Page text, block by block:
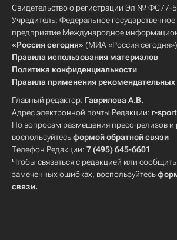
Свидетельство о регистрации Эл № ФС77-
Учредитель: Федеральное государственное
предприятие Международное
«Россия сегодня» (МИА «Россия
Правила использования материалов
Политика конфиденциальности
Правила применения рекомендательных
Главный редактор: Гаврилова А.В.
Адрес электронной почты Редакции: r-
По вопросам размещения пресс-релизов и
воспользуйтесьформой обратной связи
Телефон Редакции: 7 (495) 645-6601
Чтобы связаться с редакцией или
замеченных ошибках, воспользуйтесь
связи.